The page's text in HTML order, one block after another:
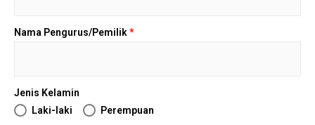
Nama Pengurus/Pemilik*
Jenis Kelamin
Laki-laki
Perempuan